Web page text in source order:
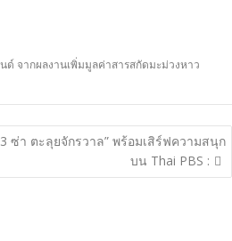
ด์ จากผลงานเพิ่มมูลค่าสารสกัดมะม่วงหาว
ซ่า ตะลุยจักรวาล” พร้อมเสิร์ฟความสนุก
บน Thai PBS :